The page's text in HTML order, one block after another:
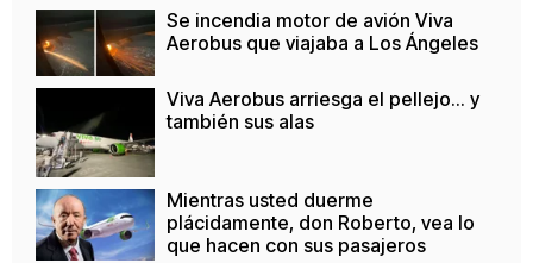
Se incendia motor de avión Viva
Aerobus que viajaba a Los Ángeles
Viva Aerobus arriesga el pellejo... y
también sus alas
Mientras usted duerme
plácidamente, don Roberto, vea lo
que hacen con sus pasajeros